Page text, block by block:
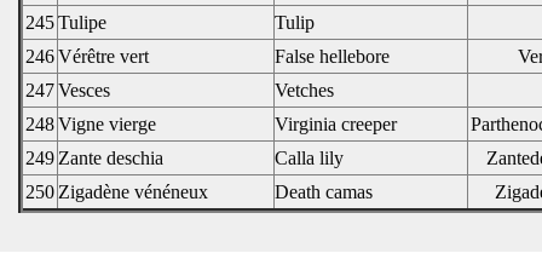
245Tulipe
Tulip
246Vérêtre vert False hellebore
247Vesces
Vetches
248Vigne vierge Virginia creeper
249 Zante deschia Calla lily
250 Zigadène vénéneux Death camas